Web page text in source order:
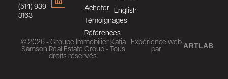
(514) 939-
3163
Acheter
Témoignages
Références
English
© 2026 - Groupe Immobilier Katia
Samson Real Estate Group - Tous
droits réservés.
Expérience web
par ARTLAB